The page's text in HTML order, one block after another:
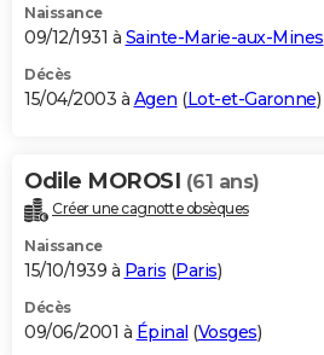
Naissance
09/12/1931 à Sainte-Marie-aux-Mines
Décès
15/04/2003 à Agen (Lot-et-Garonne)
Odile MOROSI (61 ans)
Créer une cagnotte obsèques
Naissance
15/10/1939 à Paris (Paris)
Décès
09/06/2001 à Épinal (Vosges)